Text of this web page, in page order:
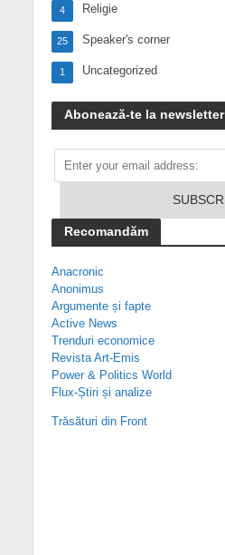
Religie
4
Speaker's corner
25
Uncategorized
1
Abonează-te la newsletter
Recomandăm
Anacronic
Anonimus
Argumente și fapte
Active News
Trenduri economice
Revista Art-Emis
Power & Politics World
Flux-Știri și analize
Trăsături din Front